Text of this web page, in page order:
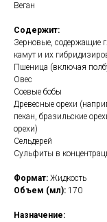
Веган
Содержит:
Зерновые, содержащие
камут и их
Пшеница (включая
Овес
Соевые бобы
Древесные орехи
пекан, бразильские
орехи)
Сельдерей
Сульфиты в
Формат: Жидкость
Объем (мл): 170
Назначение: